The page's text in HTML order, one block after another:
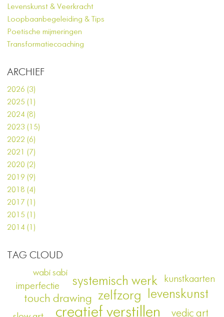
Levenskunst & Veerkracht
Loopbaanbegeleiding & Tips
Poetische mijmeringen
Transformatiecoaching
ARCHIEF
2026 (3)
2025 (1)
2024 (8)
2023 (15)
2022 (6)
2021 (7)
2020 (2)
2019 (9)
2018 (4)
2017 (1)
2015 (1)
2014 (1)
TAG CLOUD
creatief verstillen
zelfzorg
systemisch werk
levenskunst
touch drawing
vedic art
imperfectie
kunstkaarten
wabi sabi